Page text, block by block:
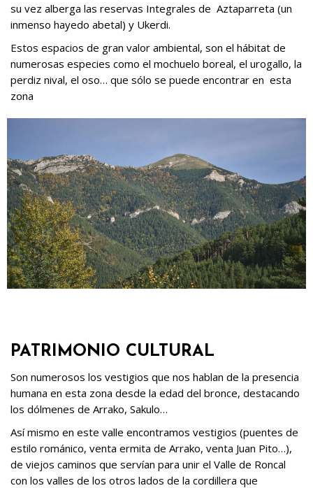
su vez alberga las reservas Integrales de Aztaparreta (un
inmenso hayedo abetal) y Ukerdi.
Estos espacios de gran valor ambiental, son el hábitat de
numerosas especies como el mochuelo boreal, el urogallo, la
perdiz nival, el oso… que sólo se puede encontrar en esta
zona
PATRIMONIO CULTURAL
Son numerosos los vestigios que nos hablan de la presencia
humana en esta zona desde la edad del bronce, destacando
los dólmenes de Arrako, Sakulo…
Así mismo en este valle encontramos vestigios (puentes de
estilo románico, venta ermita de Arrako, venta Juan Pito…),
de viejos caminos que servían para unir el Valle de Roncal
con los valles de los otros lados de la cordillera que